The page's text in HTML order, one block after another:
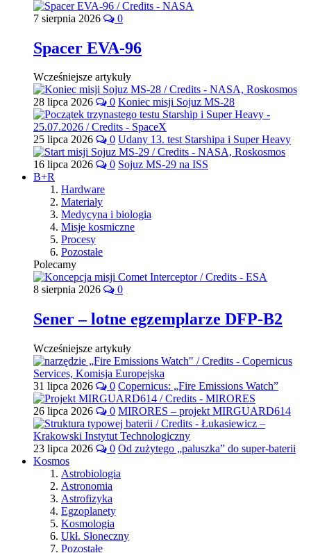
7 sierpnia 2026 0
Spacer EVA-96
Wcześniejsze artykuły
28 lipca 2026 0 Koniec misji Sojuz MS-28
25 lipca 2026 0 Udany 13. test Starshipa i Super Heavy
16 lipca 2026 0 Sojuz MS-29 na ISS
B+R
Hardware
Materiały
Medycyna i biologia
Misje kosmiczne
Procesy
Pozostałe
Polecamy
8 sierpnia 2026 0
Sener – lotne egzemplarze DFP-B2
Wcześniejsze artykuły
31 lipca 2026 0 Copernicus: „Fire Emissions Watch”
26 lipca 2026 0 MIRORES – projekt MIRGUARD614
23 lipca 2026 0 Od zużytego „paluszka” do super-baterii
Kosmos
Astrobiologia
Astronomia
Astrofizyka
Egzoplanety
Kosmologia
Ukł. Słoneczny
Pozostałe